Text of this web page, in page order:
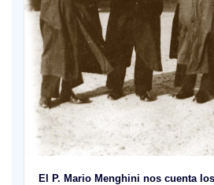
El P. Mario Menghini nos cuenta